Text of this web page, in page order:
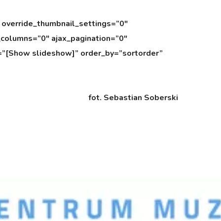
ajax_pagination=”0″
slideshow]” order_by=”sortorder”
fot. Sebastian Soberski